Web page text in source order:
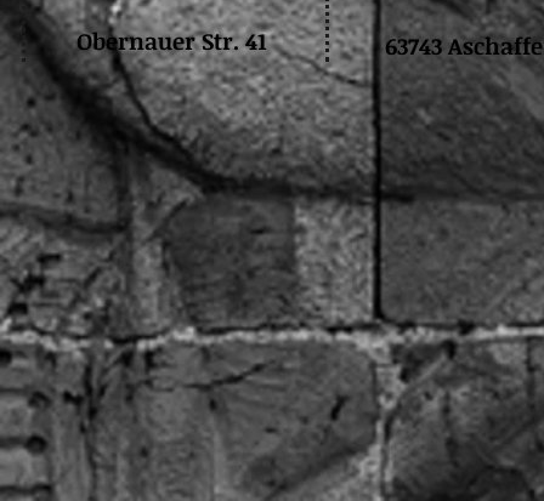
Obernauer Str. 41 63743